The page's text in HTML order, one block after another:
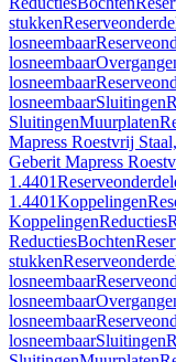
stukken
losneembaar
losneembaar
losneembaar
losneembaarSluitingen
SluitingenMuurplaten
Mapress Roestvrij
Geberit Mapress
1.4401
1.4401Koppelingen
KoppelingenReducties
ReductiesBochten
stukken
losneembaar
losneembaar
losneembaar
losneembaarSluitingen